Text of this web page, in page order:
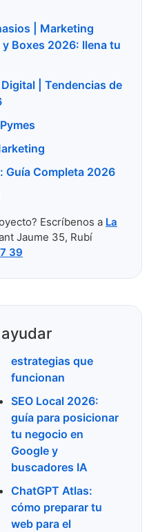
| Marketing
Boxes 2026: llena tu
| Tendencias de
Guía Completa 2026
Escríbenos a La
Jaume 35, Rubí
39
estrategias que
funcionan
SEO Local 2026:
guía para posicionar
tu negocio en
Google y
buscadores IA
ChatGPT Atlas:
cómo preparar tu
web para el